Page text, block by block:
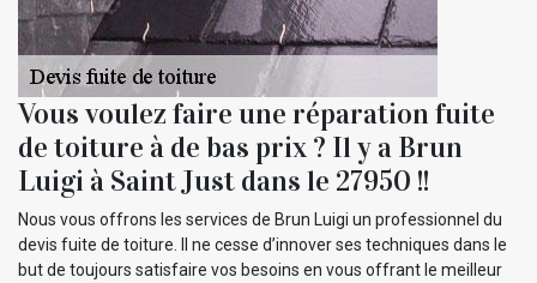
Vous voulez faire une réparation fuite
de toiture à de bas prix ? Il y a Brun
Luigi à Saint Just dans le 27950 !!
Nous vous offrons les services de Brun Luigi un professionnel du
devis fuite de toiture. Il ne cesse d’innover ses techniques dans le
but de toujours satisfaire vos besoins en vous offrant le meilleur